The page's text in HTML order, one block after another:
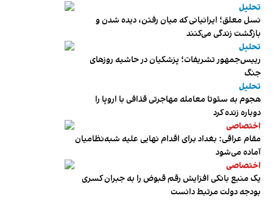
تحلیل
نسل معلق؛ ایرانیانی که میان رفتن، دیده شدن و
بازگشت زندگی می‌کنند
تحلیل
رییس‌جمهور تشریفات؛ پزشکیان در حاشیه روزهای
جنگ
تحلیل
هجوم به سئوتا معامله مهاجرتی قذافی با اروپا را
دوباره زنده کرد
اختصاصی
مقام عراقی: بغداد برای اقدام نهایی علیه شبه‌نظامیان
آماده می‌شود
اختصاصی
یک منبع بانکی افزایش رقم قبوض را به جبران کسری
بودجه دولت مرتبط دانست